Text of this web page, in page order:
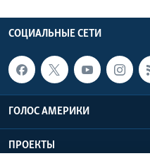
СОЦИАЛЬНЫЕ СЕТИ
ГОЛОС АМЕРИКИ
ПРОЕКТЫ